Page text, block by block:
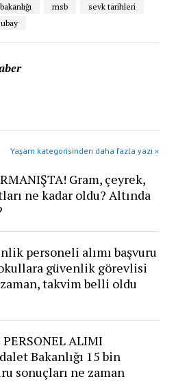
msb
sevk tarihleri
Yaşam kategorisinden daha fazla yazı »
Gram, çeyrek,
ne kadar oldu? Altında
personeli alımı başvuru
güvenlik görevlisi
zaman, takvim belli oldu
ALIMI
Bakanlığı 15 bin
sonuçları ne zaman